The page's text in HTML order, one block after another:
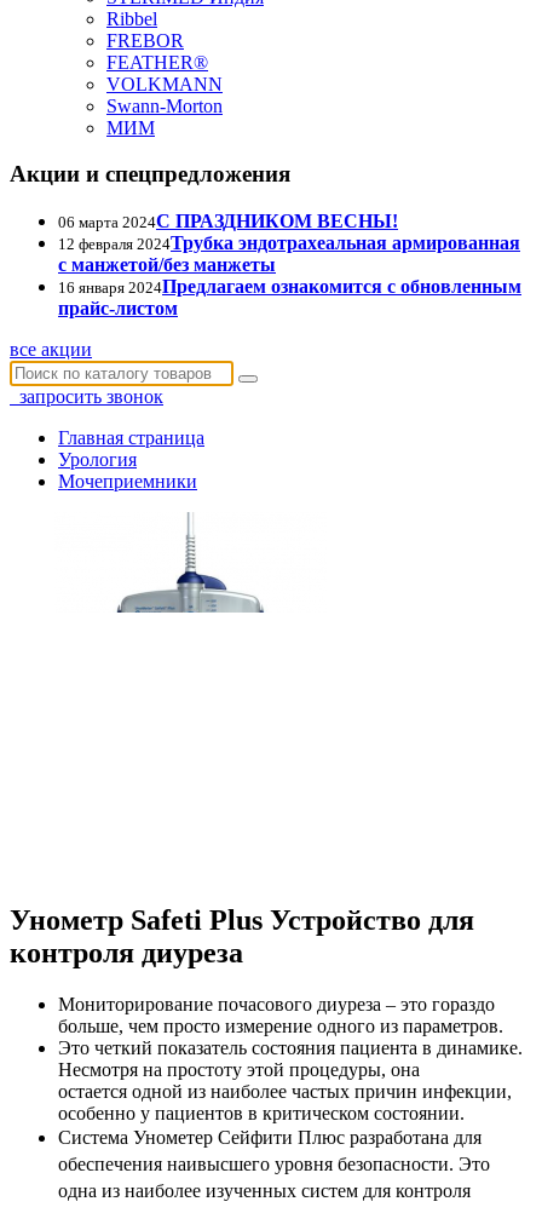
Ribbel
FREBOR
FEATHER®
VOLKMANN
Swann-Morton
МИМ
Акции и спецпредложения
06 марта 2024С ПРАЗДНИКОМ ВЕСНЫ!
12 февраля 2024Трубка эндотрахеальная армированная
с манжетой/без манжеты
16 января 2024Предлагаем ознакомится с обновленным
прайс-листом
все акции
запросить звонок
Главная страница
Урология
Мочеприемники
Унометр Safeti Plus Устройство для
контроля диуреза
Мониторирование почасового диуреза – это гораздо
больше, чем просто измерение одного из параметров.
Это четкий показатель состояния пациента в динамике.
Несмотря на простоту этой процедуры, она
остается одной из наиболее частых причин инфекции,
особенно у пациентов в критическом состоянии.
Система Унометер Сейфити Плюс разработана для
обеспечения наивысшего уровня безопасности. Это
одна из наиболее изученных систем для контроля